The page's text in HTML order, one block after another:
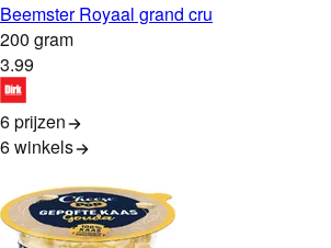
Beemster Royaal grand cru
200 gram
3.99
6 prijzen
6winkels